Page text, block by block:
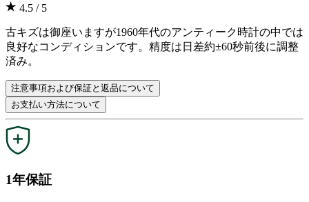
4.5 / 5
古キズは御座いますが1960年代のアンティーク時計の中では
良好なコンディションです。精度は日差約±60秒前後に調整
済み。
注意事項および保証と返品について
お支払い方法について
1年保証